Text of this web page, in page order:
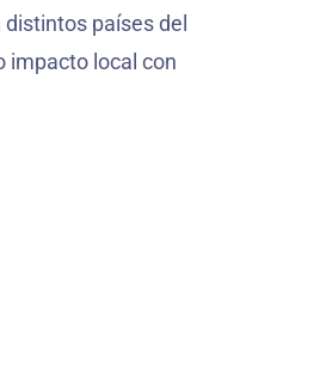
países del
impacto local con